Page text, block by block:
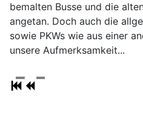
bemalten Busse und die
angetan. Doch auch die
sowie PKWs wie aus einer
unsere Aufmerksamkeit...